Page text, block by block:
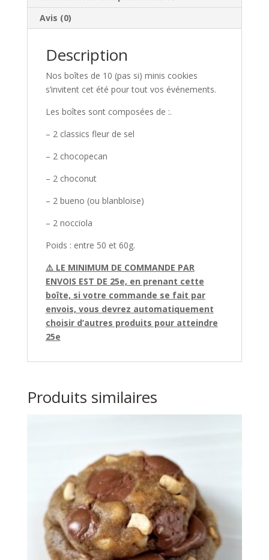
Avis (0)
Description
Nos boîtes de 10 (pas si) minis cookies
s’invitent cet été pour tout vos événements.
Les boîtes sont composées de :.
– 2 classics fleur de sel
– 2 chocopecan
– 2 choconut
– 2 bueno (ou blanbloise)
– 2 nocciola
Poids : entre 50 et 60g.
⚠️ LE MINIMUM DE COMMANDE PAR
ENVOIS EST DE 25e, en prenant cette
boîte, si votre commande se fait par
envois, vous devrez automatiquement
choisir d’autres produits pour atteindre
25e
Produits similaires